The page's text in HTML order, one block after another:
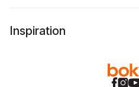
Inspiration